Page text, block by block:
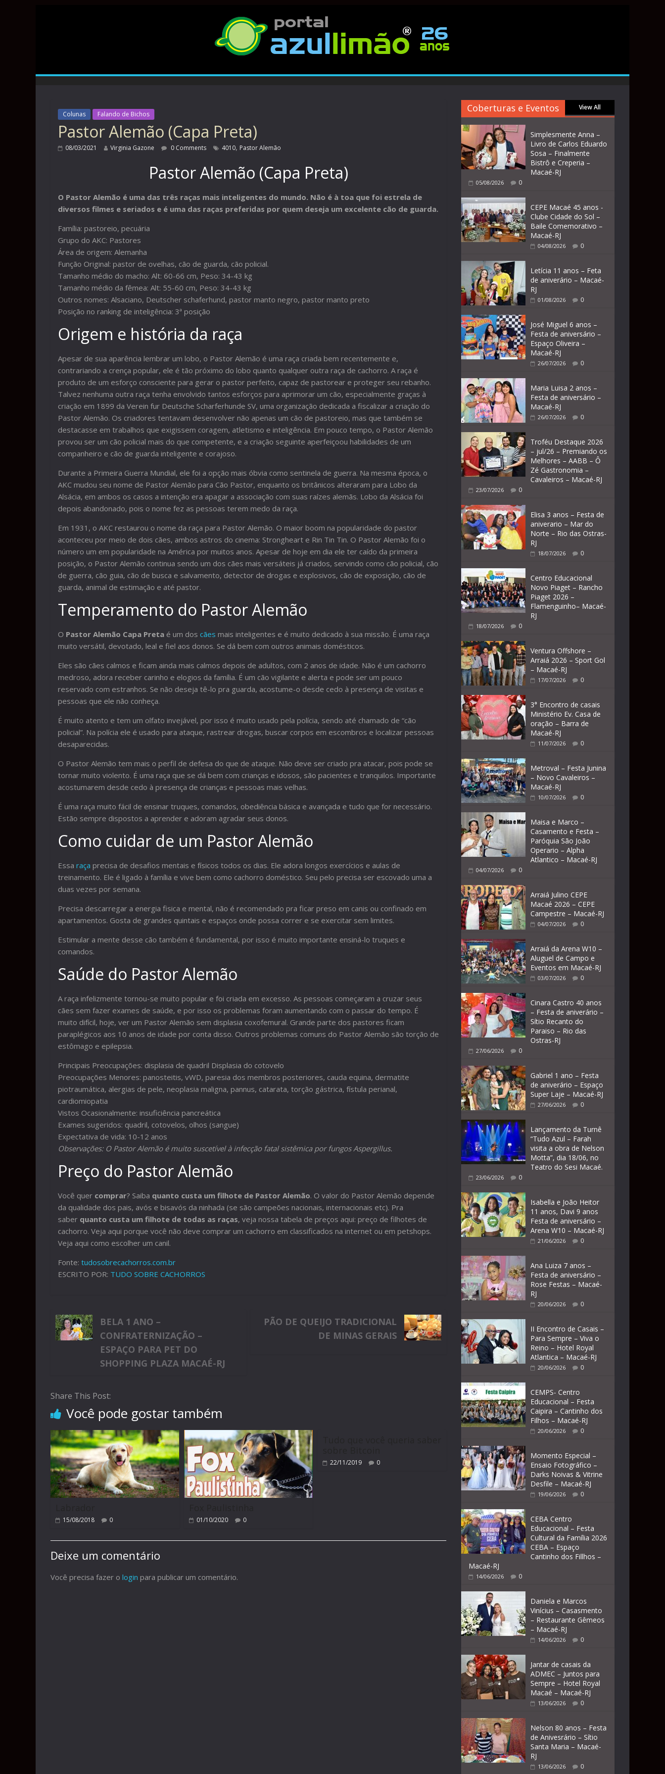
Colunas Falando de Bichos
Pastor Alemão (Capa Preta)
08/03/2021 Virginia Gazone 0 Comments 4010, Pastor Alemão
Pastor Alemão (Capa Preta)
O Pastor Alemão é uma das três raças mais inteligentes do mundo. Não é à toa que foi estrela de
diversos filmes e seriados e é uma das raças preferidas por quem deseja um excelente cão de guarda.
Família: pastoreio, pecuária
Grupo do AKC: Pastores
Área de origem: Alemanha
Função Original: pastor de ovelhas, cão de guarda, cão policial.
Tamanho médio do macho: Alt: 60-66 cm, Peso: 34-43 kg
Tamanho médio da fêmea: Alt: 55-60 cm, Peso: 34-43 kg
Outros nomes: Alsaciano, Deutscher schaferhund, pastor manto negro, pastor manto preto
Posição no ranking de inteligência: 3ª posição
Origem e história da raça
Apesar de sua aparência lembrar um lobo, o Pastor Alemão é uma raça criada bem recentemente e,
contrariando a crença popular, ele é tão próximo do lobo quanto qualquer outra raça de cachorro. A raça é
produto de um esforço consciente para gerar o pastor perfeito, capaz de pastorear e proteger seu rebanho.
Talvez nenhuma outra raça tenha envolvido tantos esforços para aprimorar um cão, especialmente graças à
criação em 1899 da Verein fur Deutsche Scharferhunde SV, uma organização dedicada a fiscalizar a criação do
Pastor Alemão. Os criadores tentavam desenvolver não apenas um cão de pastoreio, mas que também se
destacasse em trabalhos que exigissem coragem, atletismo e inteligência. Em pouco tempo, o Pastor Alemão
provou ser um cão policial mais do que competente, e a criação seguinte aperfeiçoou habilidades de um
companheiro e cão de guarda inteligente e corajoso.
Durante a Primeira Guerra Mundial, ele foi a opção mais óbvia como sentinela de guerra. Na mesma época, o
AKC mudou seu nome de Pastor Alemão para Cão Pastor, enquanto os britânicos alteraram para Lobo da
Alsácia, em ambos os casos a intenção era apagar a associação com suas raízes alemãs. Lobo da Alsácia foi
depois abandonado, pois o nome fez as pessoas terem medo da raça.
Em 1931, o AKC restaurou o nome da raça para Pastor Alemão. O maior boom na popularidade do pastor
aconteceu por meio de dois cães, ambos astros do cinema: Strongheart e Rin Tin Tin. O Pastor Alemão foi o
número um em popularidade na América por muitos anos. Apesar de hoje em dia ele ter caído da primeira
posição, o Pastor Alemão continua sendo um dos cães mais versáteis já criados, servindo como cão policial, cão
de guerra, cão guia, cão de busca e salvamento, detector de drogas e explosivos, cão de exposição, cão de
guarda, animal de estimação e até pastor.
Temperamento do Pastor Alemão
O Pastor Alemão Capa Preta é um dos cães mais inteligentes e é muito dedicado à sua missão. É uma raça
muito versátil, devotado, leal e fiel aos donos. Se dá bem com outros animais domésticos.
Eles são cães calmos e ficam ainda mais calmos depois de adultos, com 2 anos de idade. Não é um cachorro
medroso, adora receber carinho e elogios da família. É um cão vigilante e alerta e pode ser um pouco
reservado com estranhos. Se não deseja tê-lo pra guarda, acostume-o desde cedo à presença de visitas e
pessoas que ele não conheça.
É muito atento e tem um olfato invejável, por isso é muito usado pela polícia, sendo até chamado de “cão
policial”. Na polícia ele é usado para ataque, rastrear drogas, buscar corpos em escombros e localizar pessoas
desaparecidas.
O Pastor Alemão tem mais o perfil de defesa do que de ataque. Não deve ser criado pra atacar, pois pode se
tornar muito violento. É uma raça que se dá bem com crianças e idosos, são pacientes e tranquilos. Importante
acostumarem desde cedo à presença de crianças e pessoas mais velhas.
É uma raça muito fácil de ensinar truques, comandos, obediência básica e avançada e tudo que for necessário.
Estão sempre dispostos a aprender e adoram agradar seus donos.
Como cuidar de um Pastor Alemão
Essa raça precisa de desafios mentais e físicos todos os dias. Ele adora longos exercícios e aulas de
treinamento. Ele é ligado à família e vive bem como cachorro doméstico. Seu pelo precisa ser escovado uma a
duas vezes por semana.
Precisa descarregar a energia fisica e mental, não é recomendado pra ficar preso em canis ou confinado em
apartamentos. Gosta de grandes quintais e espaços onde possa correr e se exercitar sem limites.
Estimular a mente desse cão também é fundamental, por isso é muito importante ensiná-lo truques e
comandos.
Saúde do Pastor Alemão
A raça infelizmente tornou-se muito popular e foi criada em excesso. As pessoas começaram a cruzar seus
cães sem fazer exames de saúde, e por isso os problemas foram aumentando com o passar do tempo. É
muito difícil, hoje, ver um Pastor Alemão sem displasia coxofemural. Grande parte dos pastores ficam
paraplégicos aos 10 anos de idade por conta disso. Outros problemas comuns do Pastor Alemão são torção de
estômago e epilepsia.
Principais Preocupações: displasia de quadril Displasia do cotovelo
Preocupações Menores: panosteitis, vWD, paresia dos membros posteriores, cauda equina, dermatite
piotraumática, alergias de pele, neoplasia maligna, pannus, catarata, torção gástrica, fístula perianal,
cardiomiopatia
Vistos Ocasionalmente: insuficiência pancreática
Exames sugeridos: quadril, cotovelos, olhos (sangue)
Expectativa de vida: 10-12 anos
Observações: O Pastor Alemão é muito suscetível à infecção fatal sistêmica por fungos Aspergillus.
Preço do Pastor Alemão
Você quer comprar? Saiba quanto custa um filhote de Pastor Alemão. O valor do Pastor Alemão depende
da qualidade dos pais, avós e bisavós da ninhada (se são campeões nacionais, internacionais etc). Pra
saber quanto custa um filhote de todas as raças, veja nossa tabela de preços aqui: preço de filhotes de
cachorro. Veja aqui porque você não deve comprar um cachorro em classificados na internet ou em petshops.
Veja aqui como escolher um canil.
Fonte: tudosobrecachorros.com.br
ESCRITO POR: TUDO SOBRE CACHORROS
BELA 1 ANO –
CONFRATERNIZAÇÃO –
ESPAÇO PARA PET DO
SHOPPING PLAZA MACAÉ-RJ
PÃO DE QUEIJO TRADICIONAL
DE MINAS GERAIS
Share This Post:
Você pode gostar também
15/08/2018 0 01/10/2020 0
22/11/2019 0
Deixe um comentário
Você precisa fazer o login para publicar um comentário.
Coberturas e Eventos View All
Simplesmente Anna –
Livro de Carlos Eduardo
Sosa – Finalmente
Bistrô e Creperia –
Macaé-RJ
05/08/2026 0
CEPE Macaé 45 anos -
Clube Cidade do Sol –
Baile Comemorativo –
Macaé-RJ
04/08/2026 0
Letícia 11 anos – Feta
de aniverário – Macaé-
RJ
01/08/2026 0
José Miguel 6 anos –
Festa de aniversário –
Espaço Oliveira –
Macaé-RJ
26/07/2026 0
Maria Luisa 2 anos –
Festa de aniversário –
Macaé-RJ
26/07/2026 0
Troféu Destaque 2026
– jul/26 – Premiando os
Melhores – AABB – Ô
Zé Gastronomia –
Cavaleiros – Macaé-RJ
23/07/2026 0
Elisa 3 anos – Festa de
aniverario – Mar do
Norte – Rio das Ostras-
RJ
18/07/2026 0
Centro Educacional
Novo Piaget – Rancho
Piaget 2026 –
Flamenguinho– Macaé-
RJ
18/07/2026 0
Ventura Offshore –
Arraiá 2026 – Sport Gol
– Macaé-RJ
17/07/2026 0
3° Encontro de casais
Ministério Ev. Casa de
oração – Barra de
Macaé-RJ
11/07/2026 0
Metroval – Festa Junina
– Novo Cavaleiros –
Macaé-RJ
10/07/2026 0
Maisa e Marco –
Casamento e Festa –
Paróquia São João
Operario – Alpha
Atlantico – Macaé-RJ
04/07/2026 0
Arraiá Julino CEPE
Macaé 2026 – CEPE
Campestre – Macaé-RJ
04/07/2026 0
Arraiá da Arena W10 –
Aluguel de Campo e
Eventos em Macaé-RJ
03/07/2026 0
Cinara Castro 40 anos
– Festa de aniverário –
Sítio Recanto do
Paraiso – Rio das
Ostras-RJ
27/06/2026 0
Gabriel 1 ano – Festa
de aniverário – Espaço
Super Laje – Macaé-RJ
27/06/2026 0
Lançamento da Turnê
“Tudo Azul – Farah
visita a obra de Nelson
Motta”, dia 18/06, no
Teatro do Sesi Macaé.
23/06/2026 0
Isabella e João Heitor
11 anos, Davi 9 anos
Festa de aniversário –
Arena W10 – Macaé-RJ
21/06/2026 0
Ana Luiza 7 anos –
Festa de aniversário –
Rose Festas – Macaé-
RJ
20/06/2026 0
II Encontro de Casais –
Para Sempre – Viva o
Reino – Hotel Royal
Atlantica – Macaé-RJ
20/06/2026 0
CEMPS- Centro
Educacional – Festa
Caipira – Cantinho dos
Filhos – Macaé-RJ
20/06/2026 0
Momento Especial –
Ensaio Fotográfico –
Darks Noivas & Vitrine
Desfile – Macaé-RJ
19/06/2026 0
CEBA Centro
Educacional – Festa
Cultural da Família 2026
CEBA – Espaço
Cantinho dos Fillhos –
Macaé-RJ
14/06/2026 0
Daniela e Marcos
Vinícius – Casasmento
– Restaurante Gêmeos
– Macaé-RJ
14/06/2026 0
Jantar de casais da
ADMEC – Juntos para
Sempre – Hotel Royal
Macaé – Macaé-RJ
13/06/2026 0
Nelson 80 anos – Festa
de Anivesrário – Sítio
Santa Maria – Macaé-
RJ
13/06/2026 0